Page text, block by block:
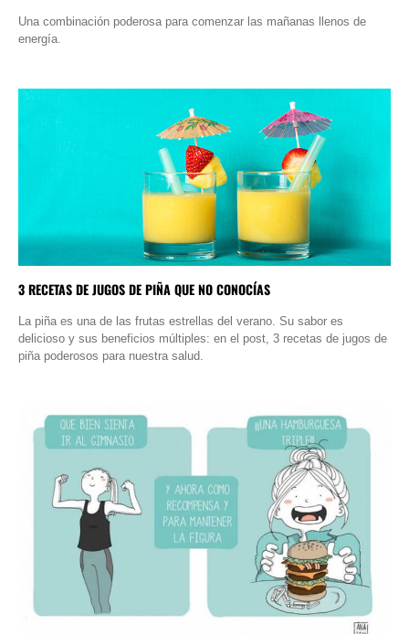
Una combinación poderosa para comenzar las mañanas llenos de
energía.
3 RECETAS DE JUGOS DE PIÑA QUE NO CONOCÍAS
La piña es una de las frutas estrellas del verano. Su sabor es
delicioso y sus beneficios múltiples: en el post, 3 recetas de jugos de
piña poderosos para nuestra salud.